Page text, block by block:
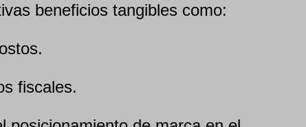
beneficios tangibles como:
fiscales.